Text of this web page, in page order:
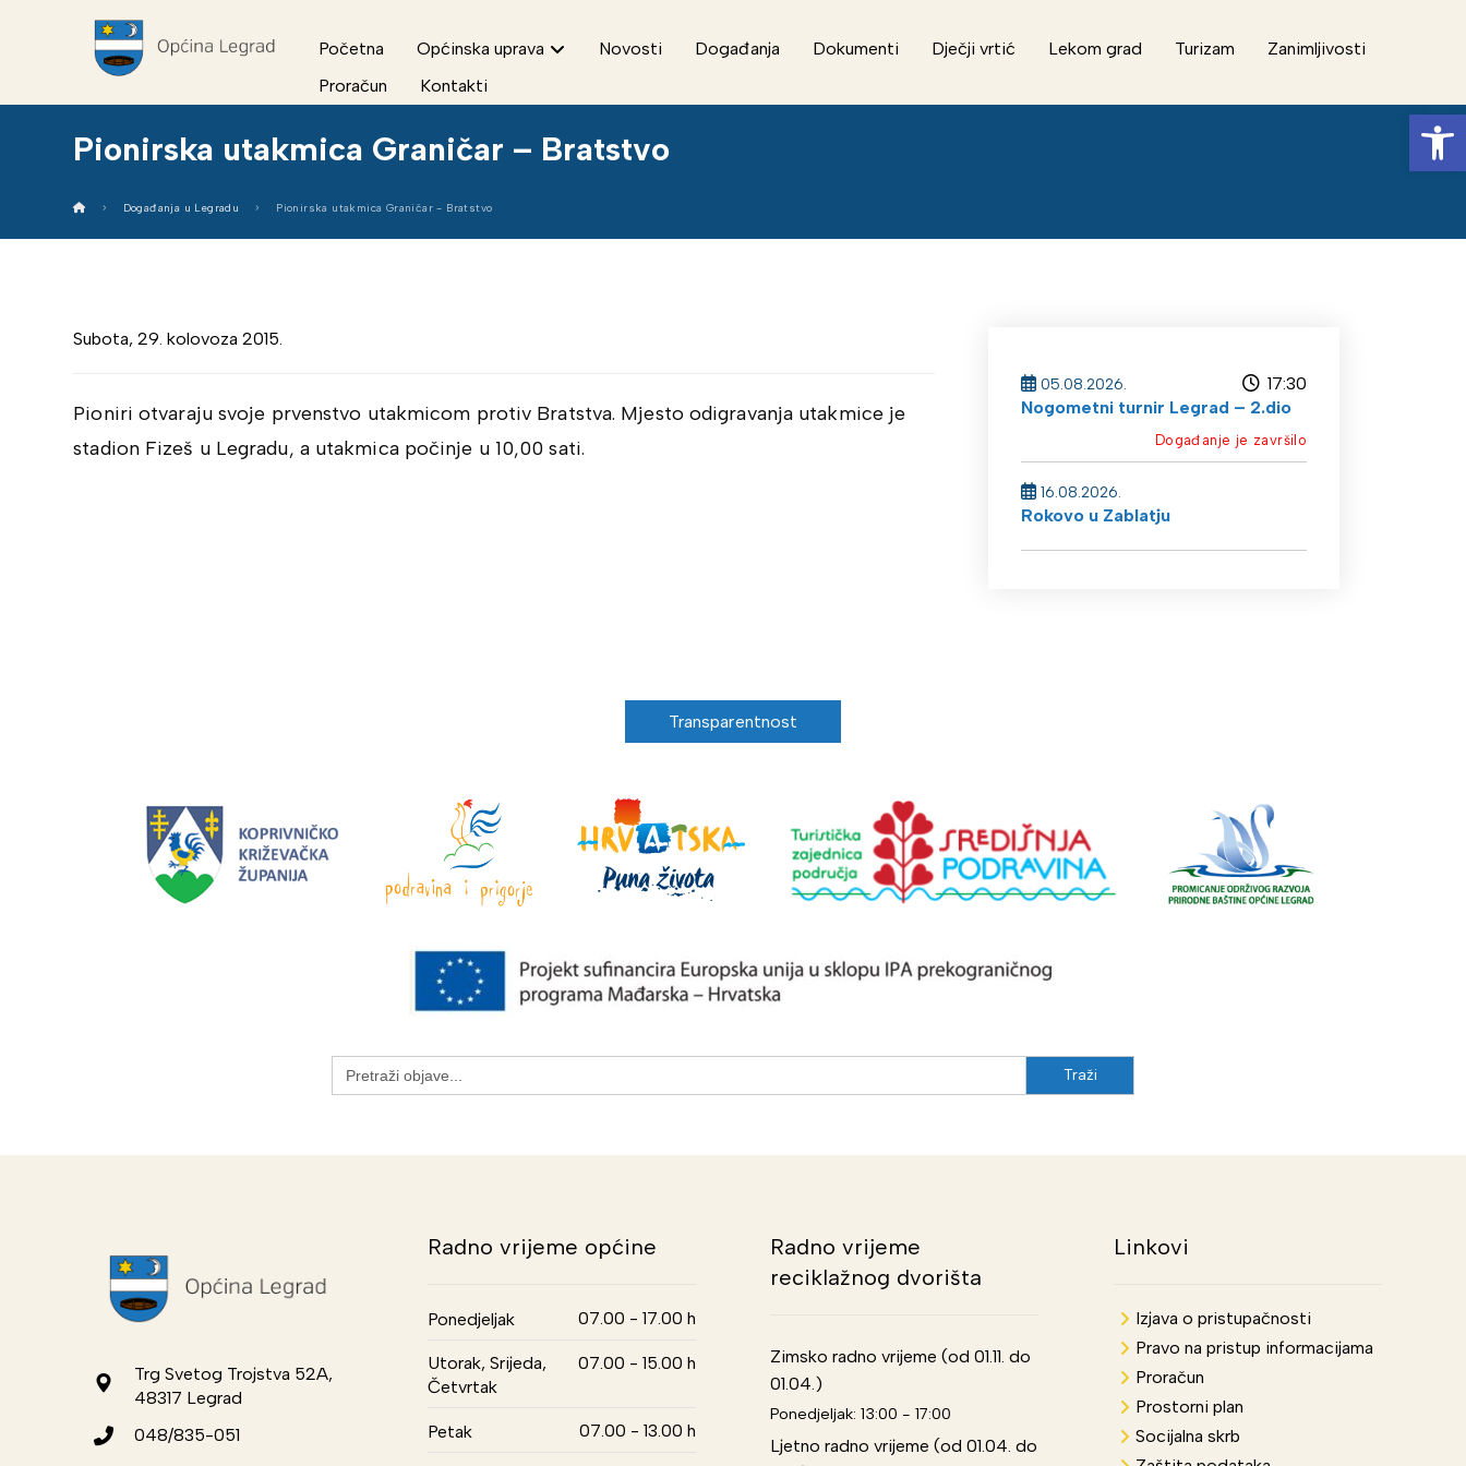
Početna Općinska uprava Novosti Događanja Dokumenti Dječji vrtić Lekom grad Turizam
Zanimljivosti
Proračun
Kontakti
Pionirska utakmica Graničar – Bratstvo
Događanja u Legradu Pionirska utakmica Graničar - Bratstvo
Subota, 29. kolovoza 2015.
Pioniri otvaraju svoje prvenstvo utakmicom protiv Bratstva. Mjesto odigravanja utakmice je
stadion Fizeš u Legradu, a utakmica počinje u 10,00 sati.
05.08.2026.
17:30
Nogometni turnir Legrad – 2.dio
Događanje je završilo
16.08.2026.
Rokovo u Zablatju
Transparentnost
Search
for:
Trg Svetog Trojstva 52A,
48317 Legrad
048/835-051
Radno vrijeme općine
Ponedjeljak 07.00 - 17.00 h
Utorak, Srijeda,
Četvrtak
07.00 - 15.00 h
Petak 07.00 - 13.00 h
Radno vrijeme
reciklažnog dvorišta
Zimsko radno vrijeme (od 01.11. do
01.04.)
Ponedjeljak: 13:00 - 17:00
Ljetno radno vrijeme (od 01.04. do
Linkovi
Izjava o pristupačnosti
Pravo na pristup informacijama
Proračun
Prostorni plan
Socijalna skrb